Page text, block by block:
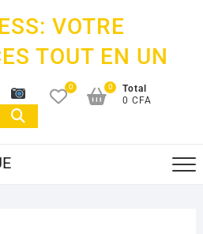
VOTRE
TOUT EN UN
Recherche
pour :
0
Total
0 CFA
0